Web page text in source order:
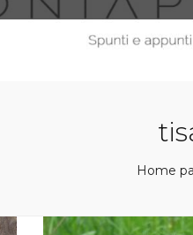
Home